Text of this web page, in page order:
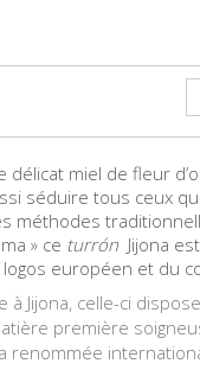
miel de fleur
séduire tous ceux
méthodes
» ce turrón Jijona
européen et du
Jijona, celle-ci
première